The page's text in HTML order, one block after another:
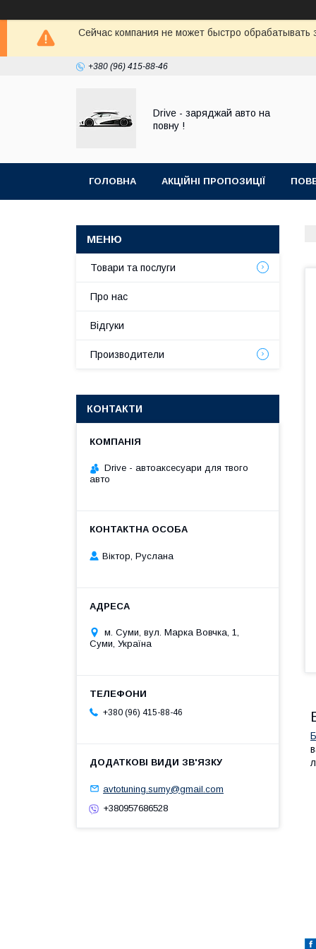
Сейчас компания не может быстро
+380 (96) 415-88-46
Drive - заряджай авто на
повну !
ГОЛОВНА АКЦІЙНІ ПРОПОЗИЦІЇ
Товари та послуги
Про нас
Відгуки
Производители
КОНТАКТИ
Drive - автоаксесуари для твого
авто
Віктор, Руслана
м. Суми, вул. Марка Вовчка, 1,
Суми, Україна
+380 (96) 415-88-46
avtotuning.sumy@gmail.com
+380957686528